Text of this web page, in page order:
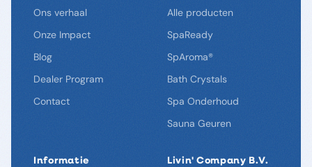
Ons verhaal
Onze Impact
Blog
Dealer Program
Contact
Alle producten
SpaReady
SpAroma®
Bath Crystals
Spa Onderhoud
Sauna Geuren
Informatie Livin' Company B.V.